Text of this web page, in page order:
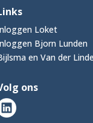
Loket
Bjorn Lunden
en Van der
ons